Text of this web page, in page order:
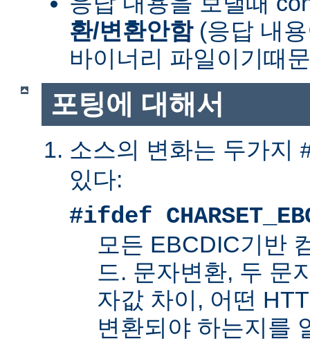
환/변환안함(응답 내
바이너리 파일이기때
포팅에 대해서
소스의 변화는 두가지
있다:
#ifdef
모든 EBCDIC기반
드. 문자변환, 두 문
자값 차이, 어떤
변환되야 하는지를